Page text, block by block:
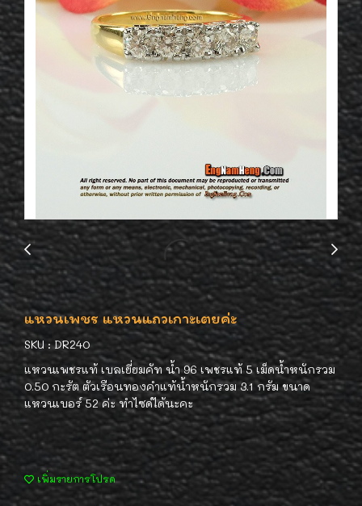
แหวนเพชร แหวนแถวเกาะเตยค่ะ
SKU : DR240
แหวนเพชรแท้ เบลเยี่ยมคัท น้ำ 96 เพชรแท้ 5 เม็ดน้ำหนักรวม
0.50 กะรัต ตัวเรือนทองคำแท้น้ำหนักรวม 3.1 กรัม ขนาด
แหวนเบอร์ 52 ค่ะ ทำไซด์ได้นะคะ
เพิ่มรายการโปรด